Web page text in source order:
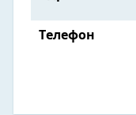
Телефон